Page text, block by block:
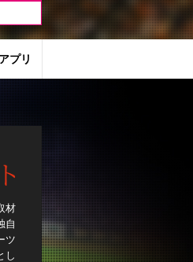
プリ
材
自
ツ
し